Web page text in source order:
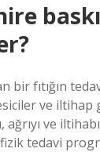
bir fıtığın
ve iltihap
ve
fizik tedavi